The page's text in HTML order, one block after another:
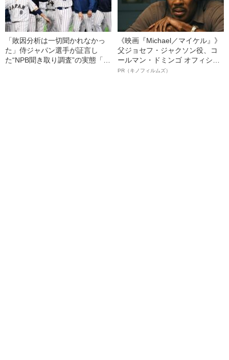
「敗因分析は一切聞かれなかっ
た」侍ジャパン選手が証言し
た“NPB聞き取り調査”の実態「選
《映画『Michael／マイケル』》
父ジョセフ・ジャクソン役、コ
ールマン・ドミンゴ オフィシャ
ルインタビュー“観客を魅了した
PR（キノフィルムズ）